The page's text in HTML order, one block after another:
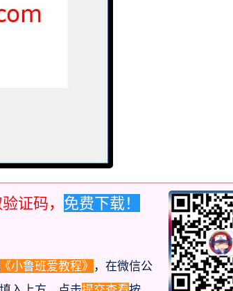
证码， 免费下载！
《小鲁班爱教程》 ，在微信公